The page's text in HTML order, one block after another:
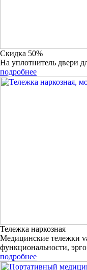
Скидка 50%
На уплотнитель двери
подробнее
Тележка наркозная
Медицинские тележки
функциональности,
подробнее